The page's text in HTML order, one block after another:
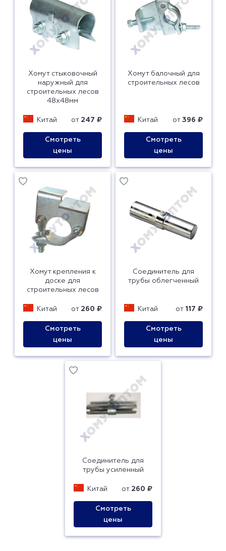
Хомут стыковочный
наружный для
строительных лесов
48x48мм
Китай от 247 ₽
Смотреть
цены
Хомут балочный для
строительных лесов
Китай от 396 ₽
Смотреть
цены
Хомут крепления к
доске для
строительных лесов
Китай от 260 ₽
Смотреть
цены
Соединитель для
трубы облегченный
Китай от 117 ₽
Смотреть
цены
Соединитель для
трубы усиленный
Китай от 260 ₽
Смотреть
цены